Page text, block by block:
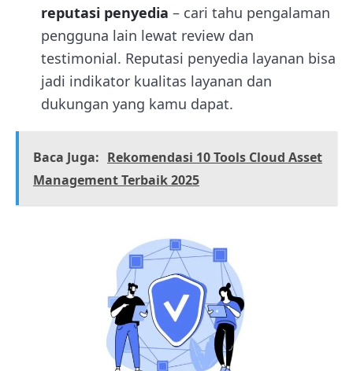
reputasi penyedia – cari tahu pengalaman
pengguna lain lewat review dan
testimonial. Reputasi penyedia layanan bisa
jadi indikator kualitas layanan dan
dukungan yang kamu dapat.
Baca Juga: Rekomendasi 10 Tools Cloud Asset
Management Terbaik 2025